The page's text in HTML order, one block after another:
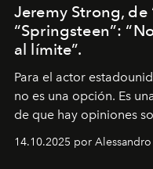
Jeremy Strong, de
“Springsteen”:
al límite”.
Para el actor
no es una opción. Es
de que hay opiniones
demasiado en cómo
pérdida de tiempo",
14.10.2025 por